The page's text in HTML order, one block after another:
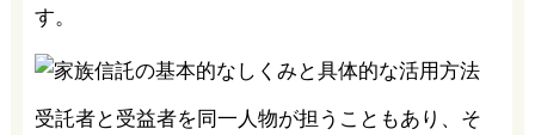
す。
受託者と受益者を同一人物が担うこともあり、そ